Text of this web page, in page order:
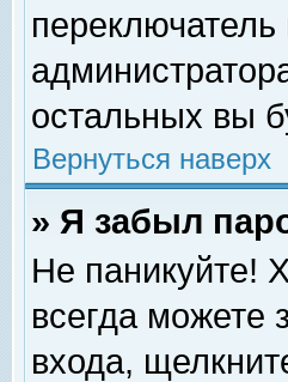
остальных вы
Вернуться наверх
» Я забыл
Не паникуйте!
всегда можете
входа,